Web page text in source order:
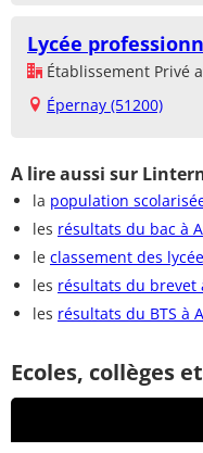
Lycée
Établissement Privé
Épernay (51200)
A lire aussi sur
la population
les résultats du bac à
le classement des
les résultats du brevet
les résultats du BTS à
Ecoles, collèges